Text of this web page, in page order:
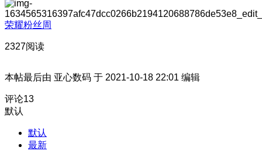
荣耀粉丝周
2327阅读
本帖最后由 亚心数码 于 2021-10-18 22:01 编辑
评论13
默认
默认
最新